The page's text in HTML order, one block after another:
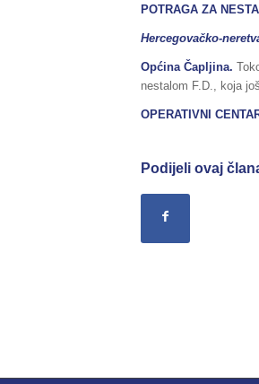
POTRAGA ZA
Hercegovačko-
Općina Čapljina.
nestalom F.D., koja
OPERATIVNI
Podijeli ovaj